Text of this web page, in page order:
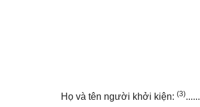
Họ và tên người khởi kiện: (3)